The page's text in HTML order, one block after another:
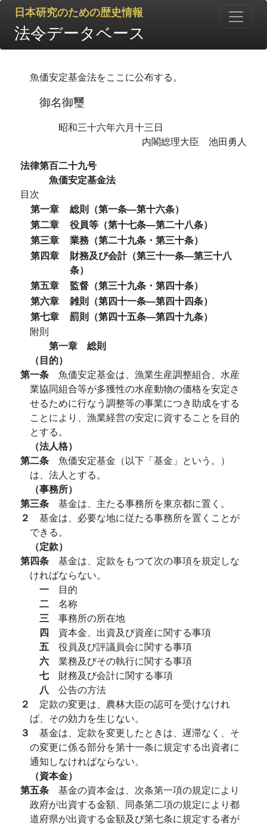
日本研究のための歴史情報
法令データベース
魚価安定基金法をここに公布する。
御名御璽
昭和三十六年六月十三日
内閣総理大臣 池田勇人
法律第百二十九号
魚価安定基金法
目次
第一章
総則（第一条―第十六条）
第二章
役員等（第十七条―第二十八条）
第三章
業務（第二十九条・第三十条）
第四章
財務及び会計（第三十一条―第三十八
条）
第五章
監督（第三十九条・第四十条）
第六章
雑則（第四十一条―第四十四条）
第七章
罰則（第四十五条―第四十九条）
附則
第一章 総則
（目的）
第一条 魚価安定基金は、漁業生産調整組合、水産
業協同組合等が多獲性の水産動物の価格を安定さ
せるために行なう調整等の事業につき助成をする
ことにより、漁業経営の安定に資することを目的
とする。
（法人格）
第二条 魚価安定基金（以下「基金」という。）
は、法人とする。
（事務所）
第三条 基金は、主たる事務所を東京都に置く。
２ 基金は、必要な地に従たる事務所を置くことが
できる。
（定款）
第四条 基金は、定款をもつて次の事項を規定しな
ければならない。
一 目的
二 名称
三 事務所の所在地
四 資本金、出資及び資産に関する事項
五 役員及び評議員会に関する事項
六 業務及びその執行に関する事項
七 財務及び会計に関する事項
八 公告の方法
２ 定款の変更は、農林大臣の認可を受けなけれ
ば、その効力を生じない。
３ 基金は、定款を変更したときは、遅滞なく、そ
の変更に係る部分を第十一条に規定する出資者に
通知しなければならない。
（資本金）
第五条 基金の資本金は、次条第一項の規定により
政府が出資する金額、同条第二項の規定により都
道府県が出資する金額及び第七条に規定する者が